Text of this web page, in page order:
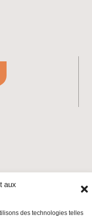
aux
des technologies telles